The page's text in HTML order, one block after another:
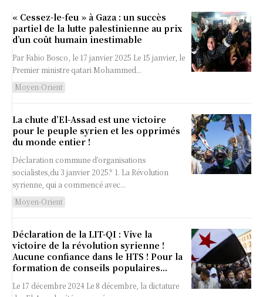
« Cessez-le-feu » à Gaza : un succès
partiel de la lutte palestinienne au prix
d’un coût humain inestimable
Par Fabio Bosco, le 17 janvier 2025 Le 15 janvier, le
Premier ministre qatari Mohammed...
Moyen-Orient
La chute d’El-Assad est une victoire
pour le peuple syrien et les opprimés
du monde entier !
Déclaration commune d’organisations
socialistes,du 3 janvier 2025.* 1. La Révolution
syrienne, qui a commencé avec...
Moyen-Orient
Déclaration de la LIT-QI : Vive la
victoire de la révolution syrienne !
Aucune confiance dans le HTS ! Pour la
formation de conseils populaires...
Le 17 décembre 2024 Le 8 décembre, la dictature